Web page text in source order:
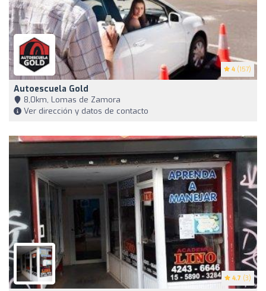
4 (157)
Autoescuela Gold
8,0km, Lomas de Zamora
Ver dirección y datos de contacto
4.7 (3)